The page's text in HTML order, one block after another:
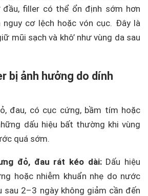
filler có thể ổn định sớm hơn
nguy cơ lệch hoặc vón cục. Đây là
mũi sạch và khô’ như vùng da sau
bị ảnh hưởng do dính
đau, có cục cứng, bầm tím hoặc
dấu hiệu bất thường khi vùng
quá sớm.
đỏ, đau rát kéo dài:Dấu hiệu
hoặc nhiễm khuẩn nhẹ do nước
sau 2–3 ngày không giảm cần đến